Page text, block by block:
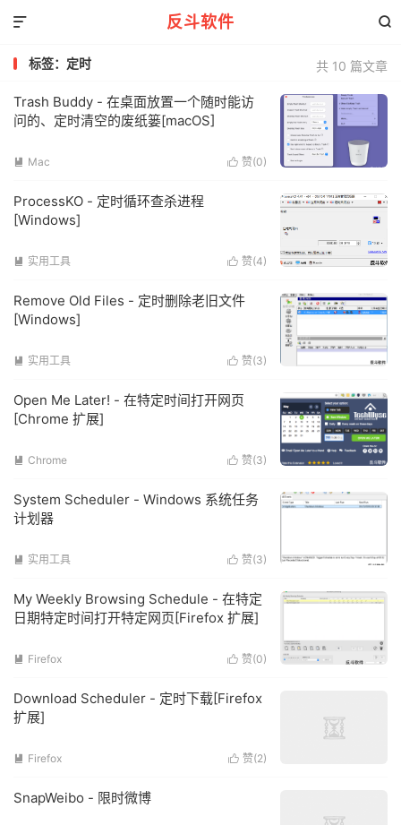
反斗软件 

共 10 篇文章
标签：定时
Trash Buddy - 在桌面放置一个随时能访
问的、定时清空的废纸篓[macOS]
 赞(0)
 Mac
ProcessKO - 定时循环查杀进程
[Windows]
 赞(4)
 实用工具
Remove Old Files - 定时删除老旧文件
[Windows]
 赞(3)
 实用工具
Open Me Later! - 在特定时间打开网页
[Chrome 扩展]
 赞(3)
 Chrome
System Scheduler - Windows 系统任务
计划器
 赞(3)
 实用工具
My Weekly Browsing Schedule - 在特定
日期特定时间打开特定网页[Firefox 扩展]
 赞(0)
 Firefox
Download Scheduler - 定时下载[Firefox
扩展]
 赞(2)
 Firefox
SnapWeibo - 限时微博